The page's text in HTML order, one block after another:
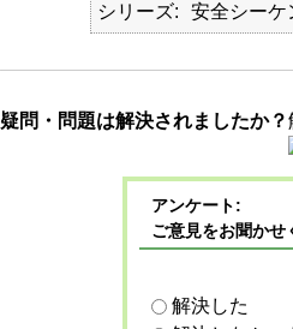
シリーズ 安全シーケ
疑問・問題は解決されましたか？
アンケート:
ご意見をお聞かせ
解決した